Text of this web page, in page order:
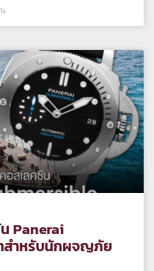
Panerai
สำหรับนักผจญภัย